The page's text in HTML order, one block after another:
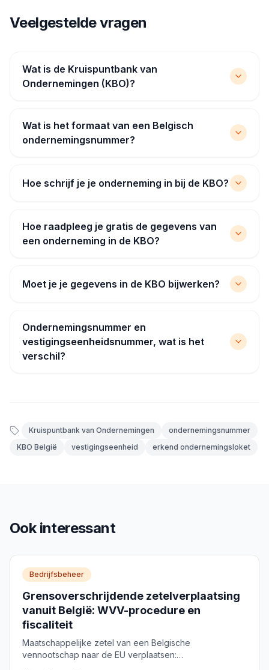
Veelgestelde vragen
Wat is de Kruispuntbank van
Ondernemingen (KBO)?
Wat is het formaat van een Belgisch
ondernemingsnummer?
Hoe schrijf je je onderneming in bij de KBO?
Hoe raadpleeg je gratis de gegevens van
een onderneming in de KBO?
Moet je je gegevens in de KBO bijwerken?
Ondernemingsnummer en
vestigingseenheidsnummer, wat is het
verschil?
Kruispuntbank van Ondernemingen
ondernemingsnummer
KBO België
vestigingseenheid erkend ondernemingsloket
Ook interessant
Bedrijfsbeheer
Grensoverschrijdende zetelverplaatsing
vanuit België: WVV-procedure en
fiscaliteit
Maatschappelijke zetel van een Belgische
vennootschap naar de EU verplaatsen: